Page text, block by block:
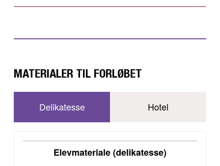
MATERIALER TIL FORLØBET
Delikatesse Hotel
VIS
Elevmateriale (delikatesse)